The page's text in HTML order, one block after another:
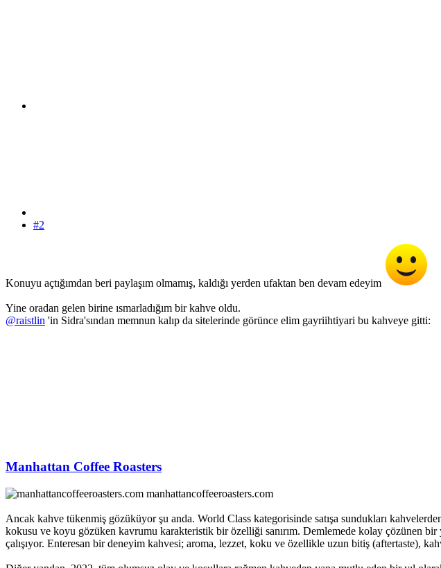
#2
Konuyu açtığımdan beri paylaşım olmamış, kaldığı yerden ufaktan ben devam edeyim
Yine oradan gelen birine ısmarladığım bir kahve oldu.
@raistlin 'in Sidra'sından memnun kalıp da sitelerinde görünce elim gayriihtiyari bu kahveye gitti:
Manhattan Coffee Roasters
manhattancoffeeroasters.com
Ancak kahve tükenmiş gözüküyor şu anda. World Class kategorisinde satışa sundukları
kokusu ve koyu gözüken kavrumu karakteristik bir özelliği sanırım. Demlemede kolay çözünen
çalışıyor. Enteresan bir deneyim kahvesi; aroma, lezzet, koku ve özellikle uzun bitiş (aftertaste),